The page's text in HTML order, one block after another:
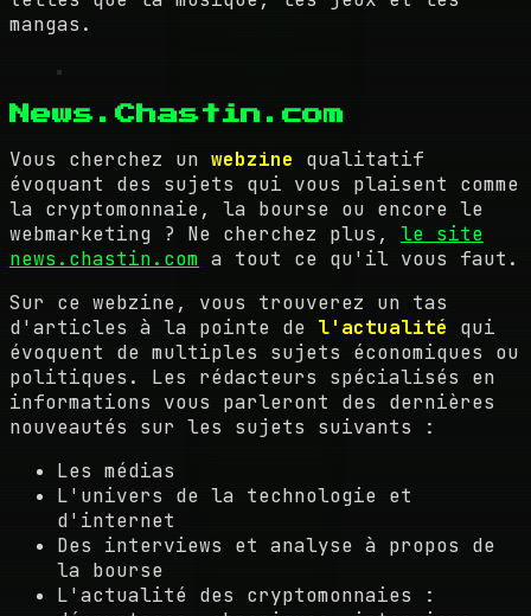
mangas.
News.Chastin.com
Vous cherchez un webzine qualitatif
évoquant des sujets qui vous plaisent comme
la cryptomonnaie, la bourse ou encore le
webmarketing ? Ne cherchez plus, le site
news.chastin.com a tout ce qu'il vous faut.
Sur ce webzine, vous trouverez un tas
d'articles à la pointe de l'actualité qui
évoquent de multiples sujets économiques ou
politiques. Les rédacteurs spécialisés en
informations vous parleront des dernières
nouveautés sur les sujets suivants :
Les médias
L'univers de la technologie et
d'internet
Des interviews et analyse à propos de
la bourse
L'actualité des cryptomonnaies :